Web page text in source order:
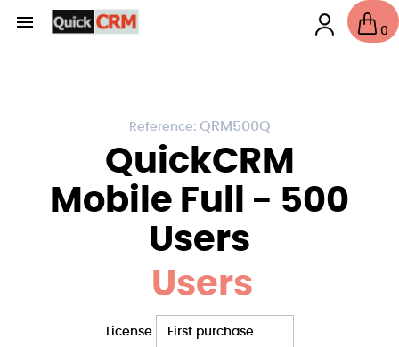
 0
Reference: QRM500Q
QuickCRM
Mobile Full - 500
Users
Users
License